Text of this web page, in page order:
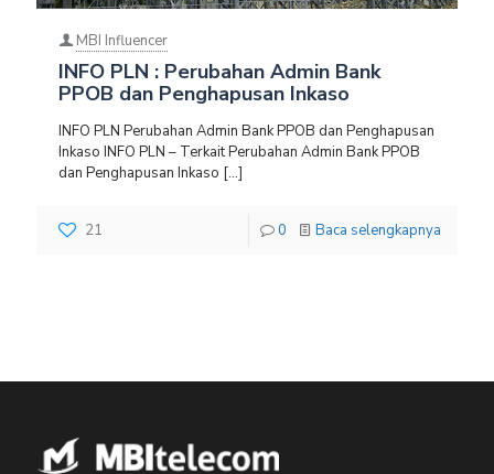
MBI Influencer
INFO PLN : Perubahan Admin Bank
PPOB dan Penghapusan Inkaso
INFO PLN Perubahan Admin Bank PPOB dan Penghapusan
Inkaso INFO PLN – Terkait Perubahan Admin Bank PPOB
dan Penghapusan Inkaso […]
21 0 Baca selengkapnya